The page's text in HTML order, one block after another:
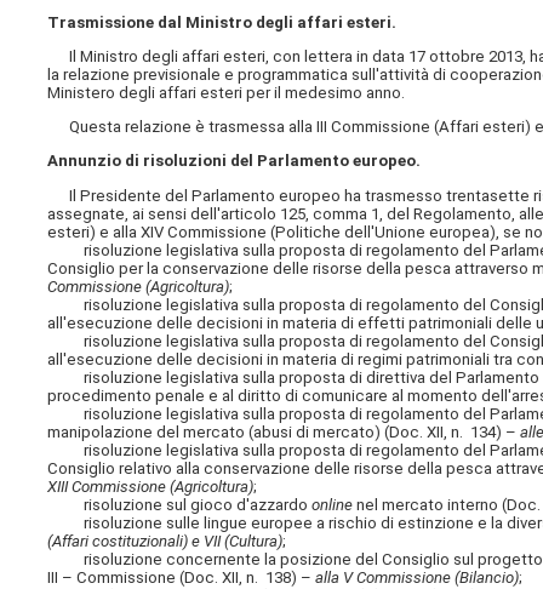
Trasmissione dal Ministro degli affari esteri.
Il Ministro degli affari esteri, con lettera in data 17 ottobre 2013,
la relazione previsionale e programmatica sull'attività di
Ministero degli affari esteri per il medesimo anno.
Questa relazione è trasmessa alla III Commissione (Affari esteri)
Annunzio di risoluzioni del Parlamento europeo.
Il Presidente del Parlamento europeo ha trasmesso trentasette
assegnate, ai sensi dell'articolo 125, comma 1, del Regolamento,
esteri) e alla XIV Commissione (Politiche dell'Unione europea), se
risoluzione legislativa sulla proposta di regolamento del
Consiglio per la conservazione delle risorse della pesca attraverso
Commissione (Agricoltura);
risoluzione legislativa sulla proposta di regolamento del
all'esecuzione delle decisioni in materia di effetti patrimoniali delle
risoluzione legislativa sulla proposta di regolamento del
all'esecuzione delle decisioni in materia di regimi patrimoniali tra
risoluzione legislativa sulla proposta di direttiva del Parlamento
procedimento penale e al diritto di comunicare al momento
risoluzione legislativa sulla proposta di regolamento del
manipolazione del mercato (abusi di mercato) (Doc. XII, n. 134) –
risoluzione legislativa sulla proposta di regolamento del
Consiglio relativo alla conservazione delle risorse della pesca
XIII Commissione (Agricoltura);
risoluzione sul gioco d'azzardoonline nel mercato interno
risoluzione sulle lingue europee a rischio di estinzione e la
(Affari costituzionali) e VII (Cultura);
risoluzione concernente la posizione del Consiglio sul progetto
III – Commissione (Doc. XII, n. 138) –alla V Commissione (Bilancio);